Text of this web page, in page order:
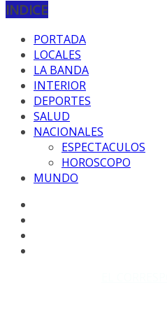
INDICE
PORTADA
LOCALES
LA BANDA
INTERIOR
DEPORTES
SALUD
NACIONALES
ESPECTACULOS
HOROSCOPO
MUNDO